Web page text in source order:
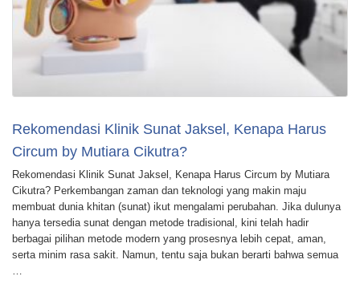
Rekomendasi Klinik Sunat Jaksel, Kenapa Harus
Circum by Mutiara Cikutra?
Rekomendasi Klinik Sunat Jaksel, Kenapa Harus Circum by Mutiara
Cikutra? Perkembangan zaman dan teknologi yang makin maju
membuat dunia khitan (sunat) ikut mengalami perubahan. Jika dulunya
hanya tersedia sunat dengan metode tradisional, kini telah hadir
berbagai pilihan metode modern yang prosesnya lebih cepat, aman,
serta minim rasa sakit. Namun, tentu saja bukan berarti bahwa semua